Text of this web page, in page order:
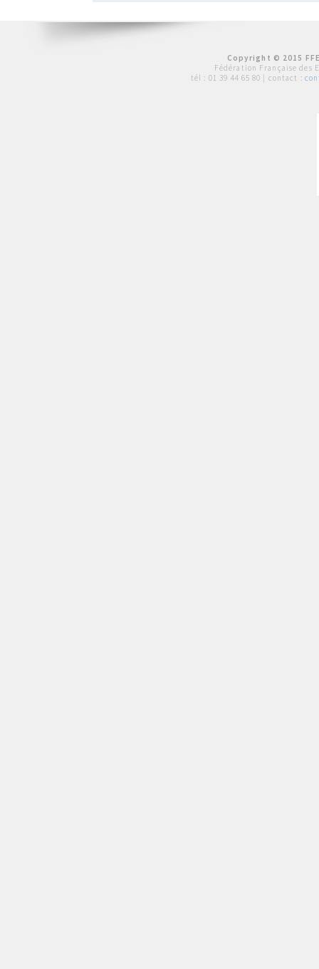
Copyright © 2015
Fédération Française des
tél : 01 39 44 65 80 | contact :